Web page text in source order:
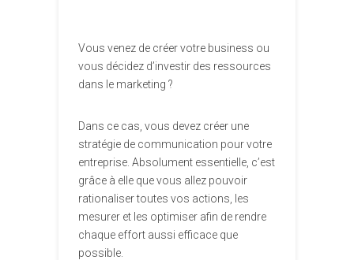
Vous venez de créer votre business ou
vous décidez d’investir des ressources
dans le marketing ?
Dans ce cas, vous devez créer une
stratégie de communication pour votre
entreprise. Absolument essentielle, c’est
grâce à elle que vous allez pouvoir
rationaliser toutes vos actions, les
mesurer et les optimiser afin de rendre
chaque effort aussi efficace que
possible.